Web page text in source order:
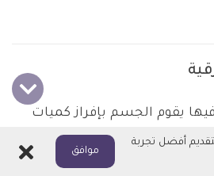
يقوم الجسم بإفراز كميات
درقي، ويُعتبر الهرمون الجار
أفضل تجربة
موافق اغلاق